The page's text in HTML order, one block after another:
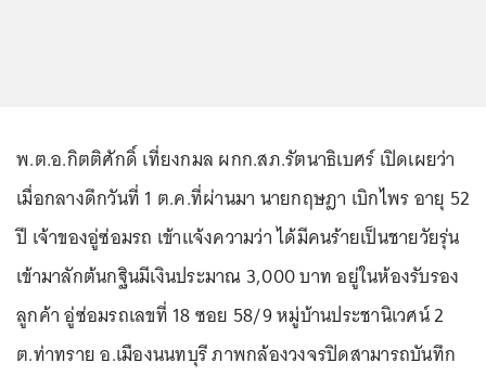
พ.ต.อ.กิตติศักดิ์ เที่ยงกมล ผกก.สภ.รัตนาธิเบศร์ เปิดเผยว่า
เมื่อกลางดึกวันที่ 1 ต.ค.ที่ผ่านมา นายกฤษฎา เบิกไพร อายุ 52
ปี เจ้าของอู่ซ่อมรถ เข้าแจ้งความว่า ได้มีคนร้ายเป็นชายวัยรุ่น
เข้ามาลักต้นกฐินมีเงินประมาณ 3,000 บาท อยู่ในห้องรับรอง
ลูกค้า อู่ซ่อมรถเลขที่ 18 ซอย 58/9 หมู่บ้านประชานิเวศน์ 2
ต.ท่าทราย อ.เมืองนนทบุรี ภาพกล้องวงจรปิดสามารถบันทึก